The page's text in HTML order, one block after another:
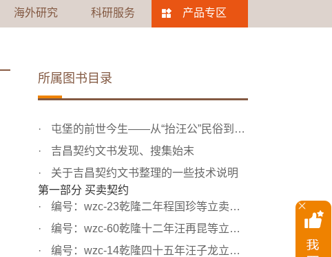
海外研究 科研服务 产品专区
所属图书目录
屯堡的前世今生——从“抬汪公”民俗到吉昌契约文书的发现
吉昌契约文书发现、搜集始末
关于吉昌契约文书整理的一些技术说明
第一部分 买卖契约
编号：wzc-23乾隆二年程国珍等立卖水田文契
编号：wzc-60乾隆十二年汪再昆等立卖田文约
编号：wzc-14乾隆四十五年汪子龙立卖水田文契